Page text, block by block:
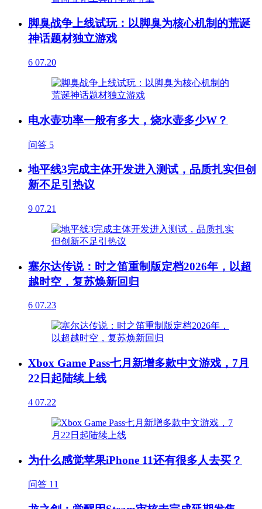
脚臭战争上线试玩：以脚臭为核心机制的荒诞
神话题材独立游戏
6 07.20
电水壶功率一般有多大，烧水壶多少W？
问答 5
地平线3完成主体开发进入测试，品质扎实但创
新不足引热议
9 07.21
塞尔达传说：时之笛重制版定档2026年，以超
越时空，复苏焕新回归
6 07.23
Xbox Game Pass七月新增多款中文游戏，7月
22日起陆续上线
4 07.22
为什么感觉苹果iPhone 11还有很多人去买？
问答 11